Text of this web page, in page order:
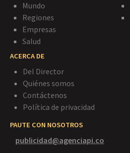
Mundo
Regiones
Empresas
Salud
ACERCA DE
Del Director
Quiénes somos
Contáctenos
Política de privacidad
PAUTE CON NOSOTROS
publicidad@agenciapi.co